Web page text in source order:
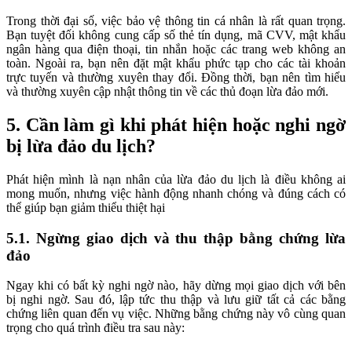
Trong thời đại số, việc bảo vệ thông tin cá nhân là rất quan trọng.
Bạn tuyệt đối không cung cấp số thẻ tín dụng, mã CVV, mật khẩu
ngân hàng qua điện thoại, tin nhắn hoặc các trang web không an
toàn. Ngoài ra, bạn nên đặt mật khẩu phức tạp cho các tài khoản
trực tuyến và thường xuyên thay đổi. Đồng thời, bạn nên tìm hiểu
và thường xuyên cập nhật thông tin về các thủ đoạn lừa đảo mới.
5. Cần làm gì khi phát hiện hoặc nghi ngờ
bị lừa đảo du lịch?
Phát hiện mình là nạn nhân của lừa đảo du lịch là điều không ai
mong muốn, nhưng việc hành động nhanh chóng và đúng cách có
thể giúp bạn giảm thiểu thiệt hại
5.1. Ngừng giao dịch và thu thập bằng chứng lừa
đảo
Ngay khi có bất kỳ nghi ngờ nào, hãy dừng mọi giao dịch với bên
bị nghi ngờ. Sau đó, lập tức thu thập và lưu giữ tất cả các bằng
chứng liên quan đến vụ việc. Những bằng chứng này vô cùng quan
trọng cho quá trình điều tra sau này: